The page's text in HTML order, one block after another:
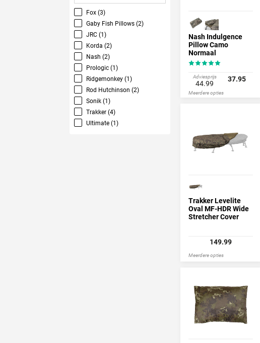
Fox (3)
Gaby Fish Pillows (2)
JRC (1)
Korda (2)
Nash (2)
Prologic (1)
Ridgemonkey (1)
Rod Hutchinson (2)
Sonik (1)
Trakker (4)
Ultimate (1)
Nash Indulgence
Pillow Camo
Normaal
Adviesprijs
44.99
37.95
Meerdere opties
Trakker Levelite
Oval MF-HDR Wide
Stretcher Cover
149.99
Meerdere opties